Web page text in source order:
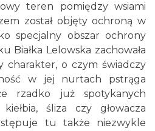
teren pomiędzy wsiami
został objęty ochroną w
specjalny obszar ochrony
Białka Lelowska zachowała
charakter, o czym świadczy
w jej nurtach pstrąga
rzadko już spotykanych
śliza czy głowacza
tu także niezwykle